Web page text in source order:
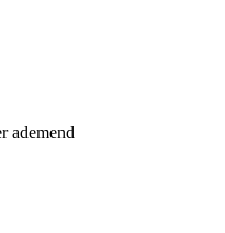
ademend